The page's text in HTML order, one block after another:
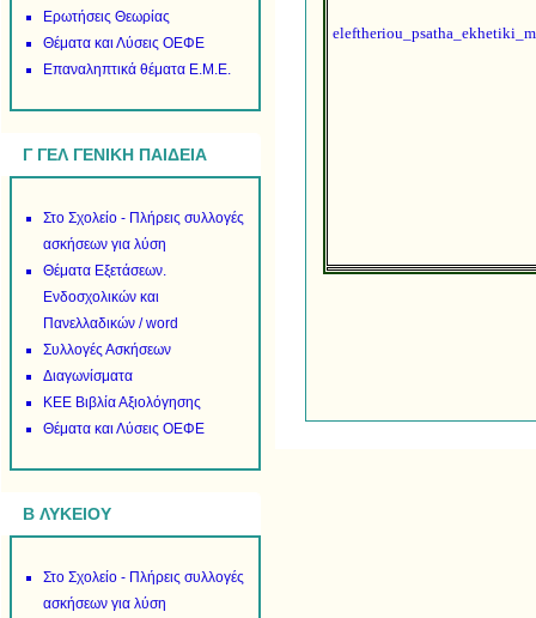
Ερωτήσεις Θεωρίας
Θέματα και Λύσεις ΟΕΦΕ
Επαναληπτικά θέματα Ε.Μ.Ε.
Γ ΓΕΛ ΓΕΝΙΚΗ ΠΑΙΔΕΙΑ
Στο Σχολείο - Πλήρεις συλλογές
ασκήσεων για λύση
Θέματα Εξετάσεων.
Ενδοσχολικών και
Πανελλαδικών / word
Συλλογές Ασκήσεων
Διαγωνίσματα
ΚΕΕ Βιβλία Αξιολόγησης
Θέματα και Λύσεις ΟΕΦΕ
B ΛΥΚΕΙΟΥ
Στο Σχολείο - Πλήρεις συλλογές
ασκήσεων για λύση